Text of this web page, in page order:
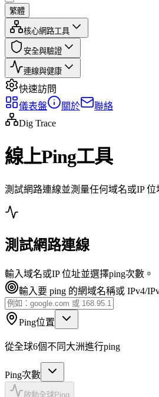
繁體
核心網路工具
安全與驗證
連線與健康
快速訪問
儀表盤
關於
聯絡
Dig Trace
線上Ping工具
測試網路連線並測量任何域名或IP
測試網路連線
輸入域名或IP 位址並選擇ping次數。
輸入要 ping 的網域名稱或 IPv4/
Ping位置
從全球6個不同大洲進行ping
Ping次數
啟動全球Ping